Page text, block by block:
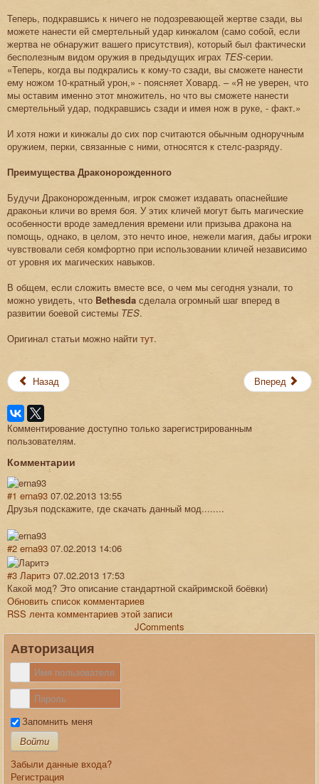
Теперь, подкравшись к ничего не подозревающей жертве сзади, вы
можете нанести ей смертельный удар кинжалом (само собой, если
жертва не обнаружит вашего присутствия), который был фактически
бесполезным видом оружия в предыдущих играх TES-серии.
«Теперь, когда вы подкрались к кому-то сзади, вы сможете нанести
ему ножом 10-кратный урон,» - поясняет Ховард. – «Я не уверен, что
мы оставим именно этот множитель, но что вы сможете нанести
смертельный удар, подкравшись сзади и имея нож в руке, - факт.»
И хотя ножи и кинжалы до сих пор считаются обычным одноручным
оружием, перки, связанные с ними, относятся к стелс-разряду.
Преимущества Драконорожденного
Будучи Драконорожденным, игрок сможет издавать опаснейшие
драконьи кличи во время боя. У этих кличей могут быть магические
особенности вроде замедления времени или призыва дракона на
помощь, однако, в целом, это нечто иное, нежели магия, дабы игроки
чувствовали себя комфортно при использовании кличей независимо
от уровня их магических навыков.
В общем, если сложить вместе все, о чем мы сегодня узнали, то
можно увидеть, что Bethesda сделала огромный шаг вперед в
развитии боевой системы TES.
Оригинал статьи можно найти тут.
Назад Вперед
Комментирование доступно только зарегистрированным
пользователям.
Комментарии
#1 erna93 07.02.2013 13:55
Друзья подскажите, где скачать данный мод........
#2 erna93 07.02.2013 14:06
#3 Ларитэ 07.02.2013 17:53
Какой мод? Это описание стандартной скайримской боёвки)
Обновить список комментариев
RSS лента комментариев этой записи
JComments
Авторизация
Запомнить меня
Войти
Забыли данные входа?
Регистрация